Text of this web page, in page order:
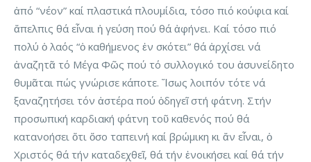
ἀπό “νέον” καί πλαστικά πλουμίδια, τόσο πιό κούφια καί
ἄπελπις θά εἶναι ἡ γεύση πού θά ἀφήνει. Καί τόσο πιό
πολύ ὁ λαός “ὁ καθήμενος ἐν σκότει” θά ἀρχίσει νά
ἀναζητᾶ τό Μέγα Φῶς πού τό συλλογικό του ἀσυνείδητο
θυμᾶται πώς γνώρισε κάποτε. Ἴσως λοιπόν τότε νά
ξαναζητήσει τόν ἀστέρα πού ὁδηγεῖ στή φάτνη. Στήν
προσωπική καρδιακή φάτνη τοῦ καθενός πού θά
κατανοήσει ὅτι ὅσο ταπεινή καί βρώμικη κι ἄν εἶναι, ὁ
Χριστός θά τήν καταδεχθεῖ, θά τήν ἐνοικήσει καί θά τήν